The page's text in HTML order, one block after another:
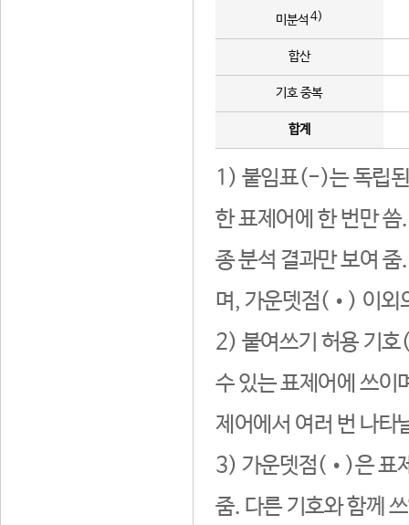
미분석 4)
합산
기호 중복
합계
1) 붙임표(-)는 독립된
한 표제어에 한 번만
종 분석 결과만 보여
며, 가운뎃점(•) 이외
2) 붙여쓰기 허용 기호
수 있는 표제어에 쓰이
제어에서 여러 번 나타
3) 가운뎃점(•)은 표
줌. 다른 기호와 함께